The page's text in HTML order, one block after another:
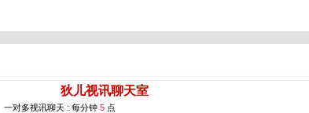
狄儿视讯聊天室
一对多视讯聊天 : 每分钟 5 点